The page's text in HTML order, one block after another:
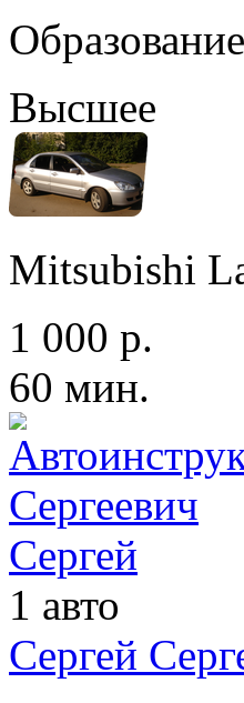
Образование
Высшее
Mitsubishi
1 000 р.
60 мин.
1 авто
Сергей